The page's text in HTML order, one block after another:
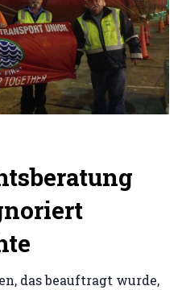
das beauftragt wurde,